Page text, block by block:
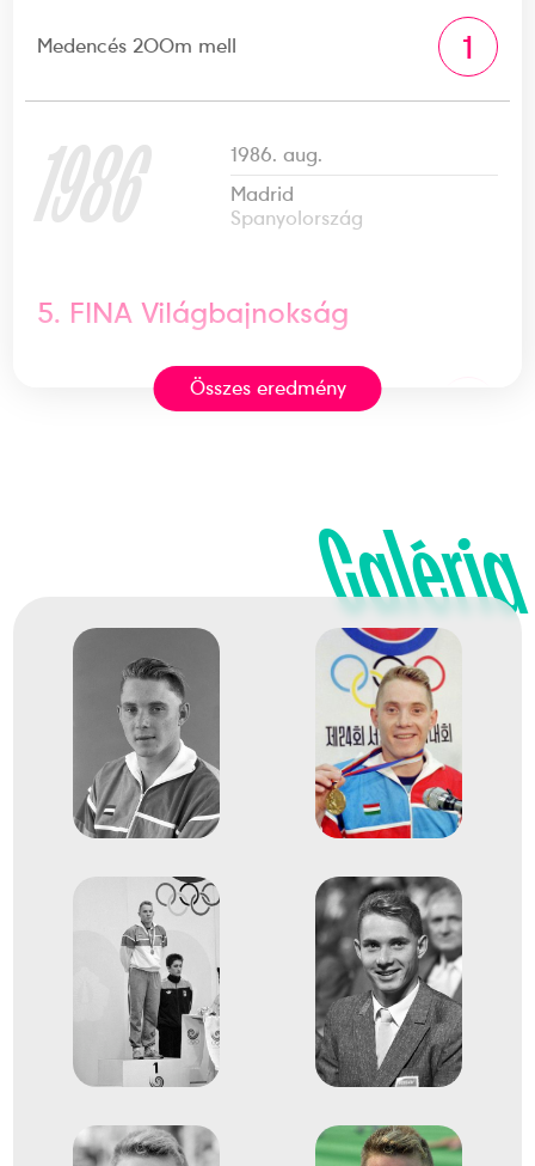
Medencés 200m mell 1
1986
1986. aug.
Madrid
Spanyolország
5. FINA Világbajnokság
Medencés 200m mell
Strasbourg
Franciaország
18. LEN Európa-bajnokság
Medencés 200m mell
1987
Strasbourg
Franciaország
18. LEN Európa-bajnokság
Medencés 400m vegyes 2
Összes eredmény
Galéria